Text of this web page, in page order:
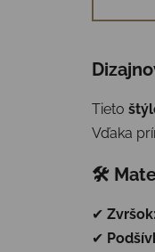
Tieto
Vďaka
🛠
✔ Zvršok:
✔